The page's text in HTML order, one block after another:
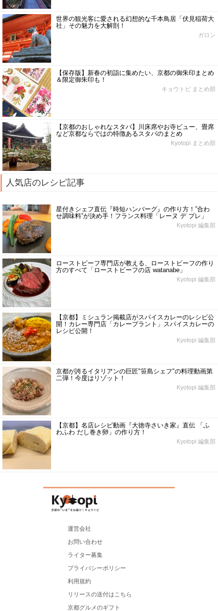
世界の観光客に愛される幻想的な千本鳥居「伏見稲荷大
社」その魅力を大解剖！
ガロン
【保存版】新春の初詣に集めたい、京都の御朱印まとめ
＆限定御朱印も！
キョウトピ まとめ部
【京都のおしゃれなスタバ】川床席やお寺ビュー、畳席
など京都ならではの特徴あるスタバのまとめ
Kyotopi まとめ部
人気店のレシピ記事
星付きシェフ直伝『時短ハンバーグ』の作り方！”合わ
せ調味料”が決め手！フランス料理「レーヌ デ プレ」
Kyotopi 編集部
ローストビーフ専門店が教える、ローストビーフの作り
方のすべて「ローストビーフの店 watanabe」
Kyotopi 編集部
【京都】ミシュラン掲載店がスパイスカレーのレシピ公
開！カレー専門店「カレープラント」スパイスカレーの
レシピ公開！
Kyotopi 編集部
京都が誇るイタリアンの巨匠"笹島シェフ"の料理動画第
二弾！今度はリゾット！
Kyotopi 編集部
【京都】名店レシピ動画『大徳寺さいき家』直伝 「ふ
わふわ だし巻き卵」の作り方！
Kyotopi 編集部
運営会社
お問い合わせ
ライター募集
プライバシーポリシー
利用規約
リリースの送付はこちら
京都グルメのギフト